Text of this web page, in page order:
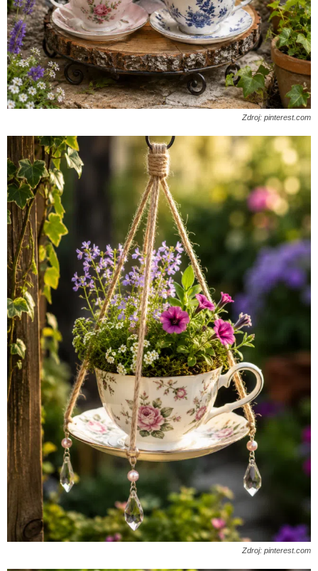
Zdroj: pinterest.com
Zdroj: pinterest.com